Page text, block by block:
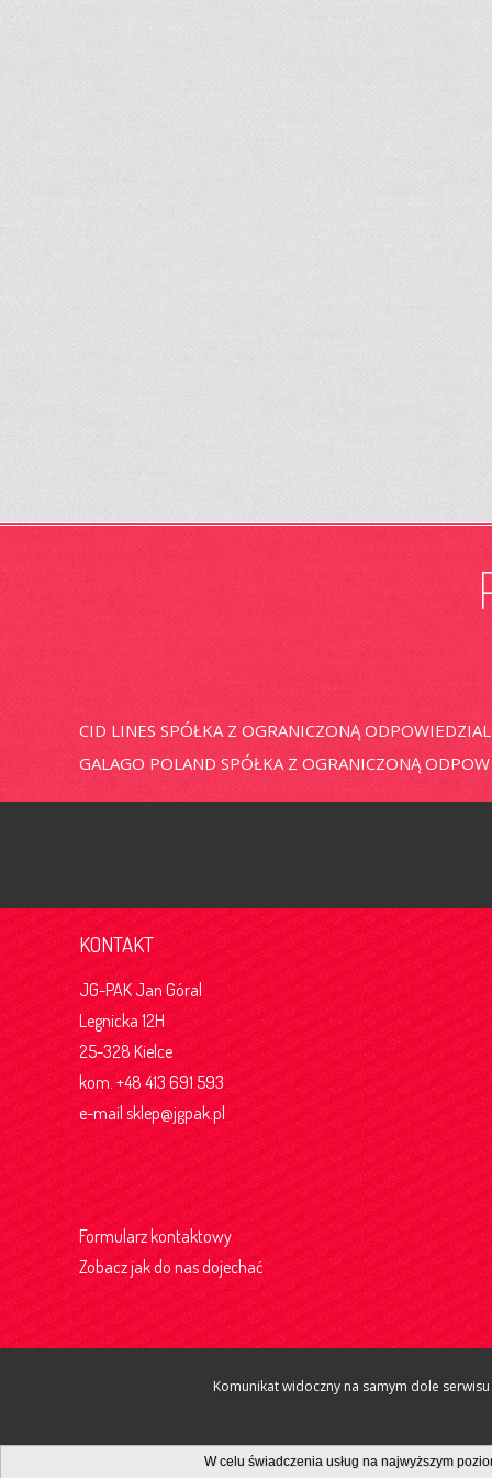
CID LINES SPÓŁKA Z OGRANICZONĄ
GALAGO POLAND SPÓŁKA Z OGRANICZONĄ ODPOW
KONTAKT
JG-PAK Jan Góral
Legnicka 12H
25-328 Kielce
kom. +48 413 691 593
e-mail sklep@jgpak.pl
Formularz kontaktowy
Zobacz jak do nas dojechać
Komunikat widoczny na samym dole
W celu świadczenia usług na najwyższym